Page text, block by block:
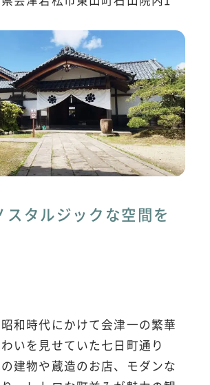
スタルジックな空間を
和時代にかけて会津一の繁華
いを見せていた七日町通り
建物や蔵造のお店、モダンな